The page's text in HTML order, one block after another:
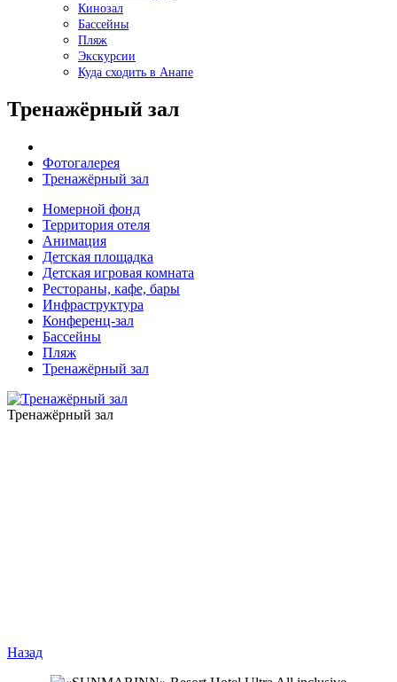
Кинозал
Бассейны
Пляж
Экскурсии
Куда сходить в Анапе
Тренажёрный зал
Фотогалерея
Тренажёрный зал
Номерной фонд
Территория отеля
Анимация
Детская площадка
Детская игровая комната
Рестораны, кафе, бары
Инфраструктура
Конференц-зал
Бассейны
Пляж
Тренажёрный зал
Тренажёрный зал
Назад